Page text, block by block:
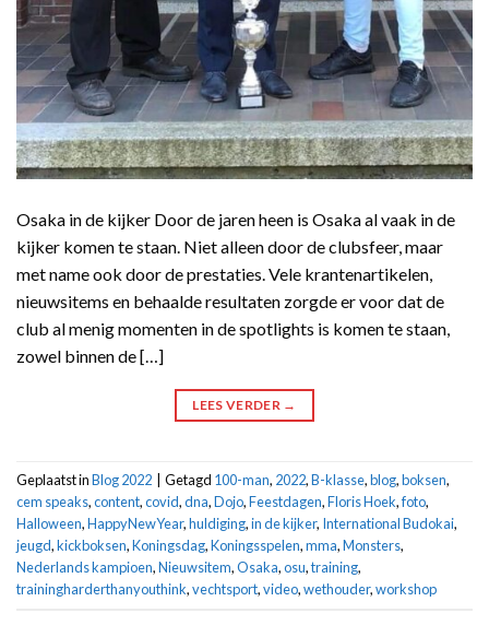
Osaka in de kijker Door de jaren heen is Osaka al vaak in de
kijker komen te staan. Niet alleen door de clubsfeer, maar
met name ook door de prestaties. Vele krantenartikelen,
nieuwsitems en behaalde resultaten zorgde er voor dat de
club al menig momenten in de spotlights is komen te staan,
zowel binnen de […]
LEES VERDER →
Geplaatst inBlog 2022 Getagd 100-man, 2022,B-klasse,blog,boksen,
cem speaks,content,covid,dna,Dojo,Feestdagen,Floris Hoek,foto,
Halloween,HappyNewYear,huldiging,in de kijker, International Budokai,
jeugd,kickboksen,Koningsdag,Koningsspelen,mma,Monsters,
Nederlands kampioen,Nieuwsitem,Osaka,osu,training,
trainingharderthanyouthink,vechtsport,video,wethouder,workshop